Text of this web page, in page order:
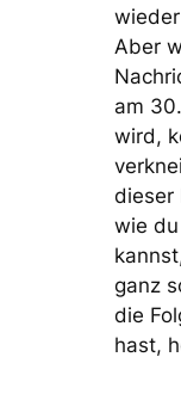
Aber
am
wird,
dieser
wie
ganz
die
hast,